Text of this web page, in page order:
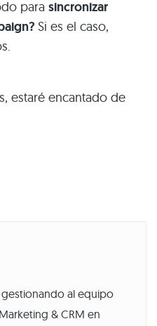
para sincronizar
Si es el caso,
estaré encantado de
gestionando al equipo
& CRM en